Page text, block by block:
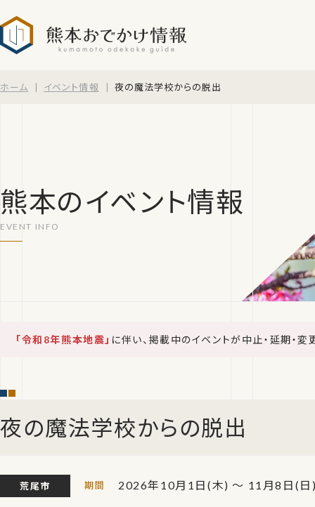
ホーム イベント情報 夜の魔法学校からの脱出
熊本のイベント情報
「令和8年熊本地震」 に伴い、掲載中のイベントが中止・延期・
夜の魔法学校からの脱出
荒尾市 2026年10月1日(木) ～ 11月8日(日)